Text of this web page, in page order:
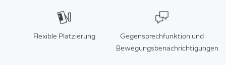
Flexible Platzierung
Gegensprechfunktion und
Bewegungsbenachrichtigungen